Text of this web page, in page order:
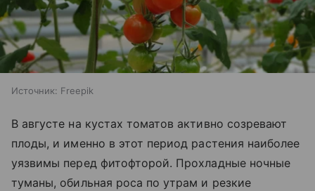
Источник: Freepik
В августе на кустах томатов активно созревают
плоды, и именно в этот период растения наиболее
уязвимы перед фитофторой. Прохладные ночные
туманы, обильная роса по утрам и резкие